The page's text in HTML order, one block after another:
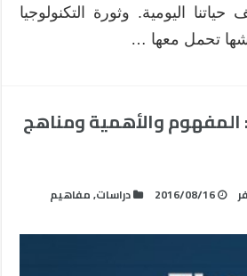
اليومية. وثورة التكنولوجيا
تحمل معها …
المفهوم والأهمية ومناهج
2016/08/16 دراسات,مفاهيم